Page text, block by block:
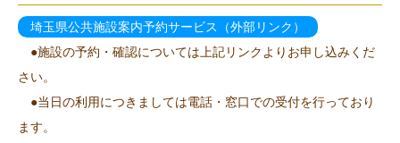
埼玉県公共施設案内予約サービス（外部リンク）
●施設の予約・確認については上記リンクよりお申し込みくだ
さい。
●当日の利用につきましては電話・窓口での受付を行っており
ます。